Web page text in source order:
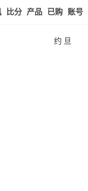
赢家视点赛事比分实战版入口
我的
约 旦